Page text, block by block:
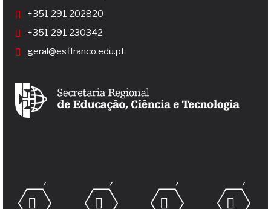
+351 291 202820
+351 291 230342
geral@esffranco.edu.pt